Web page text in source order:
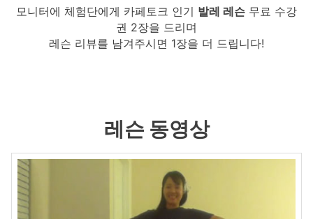
모니터에 체험단에게 카페토크 인기 발레 레슨 무료 수강
권 2장을 드리며
레슨 리뷰를 남겨주시면 1장을 더 드립니다!
레슨 동영상